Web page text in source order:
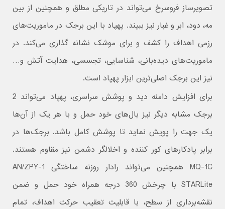
تصویرساز فروسرخ می‌تواند در تاریکی مطلق و همچنین از بین
مه، دود، ابر و غبار نیز ببیند. پهپاد با این برجک در ماموریت‌های
رزمی اهداف را کشف و برای موشک نشانه گذاری می‌کند. در
ماموریت‌های دیده‌‌بانی، شناسایی، تجسسی، هدایت آتش و…
نیز این برجک اصلی‌ترین ابزار پهپاد است.
برای افزایش دامنه دید و پوشش سراسری، پهپاد می‌تواند 2
برجک مشابه دیگر نیز بال‌های خود حمل و با هر یک از آن‌ها
یک جهت را پویش نماید تا پوشش کامل باشد. برجک‌ها در
برابر پادکارهای کور کننده و اخلالگر دشمن نیز مقاوم هستند.
MQ-1C همچنین می‌تواند رادار روزنه ساختگی AN/ZPY-1
STARLite با چرخش 360 درجه همراه خود حمل و ضمن
نقشه‌برداری از سطح، با قابلیت تعقیب حرکت اهداف، تمام